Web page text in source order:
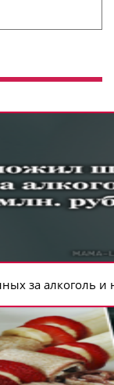
за алкоголь